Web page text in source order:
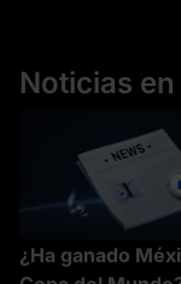
Noticias
¿Ha ganado